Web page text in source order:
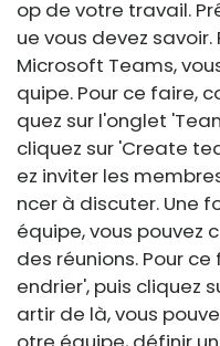
op de votre travail.
ue vous devez
Microsoft Teams,
quipe. Pour ce faire,
quez sur l'onglet
cliquez sur 'Create
ez inviter les
ncer à discuter. Une
équipe, vous pouvez
des réunions. Pour
endrier', puis cliquez
artir de là, vous